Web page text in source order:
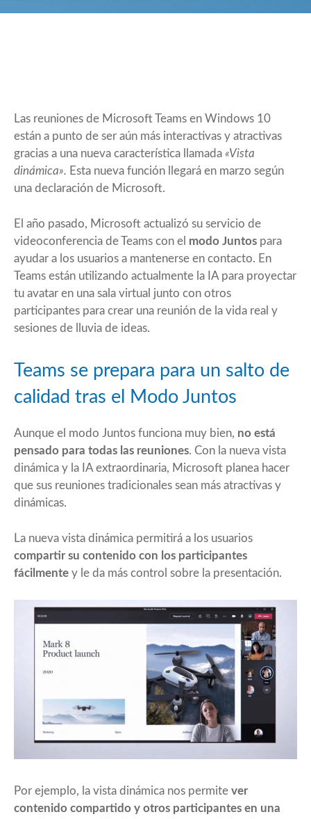
Las reuniones de Microsoft Teams en Windows 10
están a punto de ser aún más interactivas y atractivas
gracias a una nueva característica llamada «Vista
dinámica». Esta nueva función llegará en marzo según
una declaración de Microsoft.
El año pasado, Microsoft actualizó su servicio de
videoconferencia de Teams con el modo Juntos para
ayudar a los usuarios a mantenerse en contacto. En
Teams están utilizando actualmente la IA para proyectar
tu avatar en una sala virtual junto con otros
participantes para crear una reunión de la vida real y
sesiones de lluvia de ideas.
Teams se prepara para un salto de
calidad tras el Modo Juntos
Aunque el modo Juntos funciona muy bien, no está
pensado para todas las reuniones. Con la nueva vista
dinámica y la IA extraordinaria, Microsoft planea hacer
que sus reuniones tradicionales sean más atractivas y
dinámicas.
La nueva vista dinámica permitirá a los usuarios
compartir su contenido con los participantes
fácilmente y le da más control sobre la presentación.
Por ejemplo, la vista dinámica nos permite ver
contenido compartido y otros participantes en una